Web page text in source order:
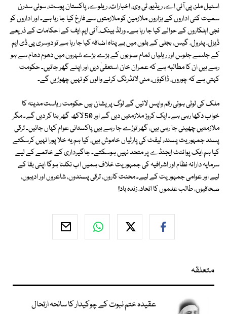
اسٹیل ملز، پی آئی اے، ریڈیو، ٹی وی، اخبارات، ریلوے، پاکستان پوسٹ، سوئی سدرن
سمیت کئی اداروں کے ہزاروں ملازمین کو ملازمتوں سے فارغ کیا جا رہا ہے۔ اور اداروں کو
نجی اہلکاروں کے حوالے کیا جا رہا ہے۔ ورلڈ بینک، آئی ایم ایف کے احکامات کے ذریعے
ڈیزل، پٹرول، گیس، بجلی کے بلوں میں بے پناہ اضافہ کیا جا رہا ہے تو دوسری پی ڈی ایم
کے جلسے جلوس اور ریلیاں تمام صوبوں کے بڑے بڑے شہروں میں دھوم دھام سے ہو
رہے ہیں ان کا مطالبہ ہے کہ عمران خان استعفیٰ دیں اور اپنے گھر جائیں۔ حکومت
کہتی ہے کہ چوروں، ڈاکوؤں، منی لانڈرنگ کرنے والوں کو نہیں چھوڑیں گے۔
ملک کی لوٹی ہوئی رقم واپس لائیں گے لوگ پریشان ہیں حکومت ریاست مدینہ کا
خواب دکھا رہی ہے۔ ایک کروڑ ملازمتیں دیں گے اور 50 لاکھ گھر بنا کر دیں گے۔ مگر
ملازمتیں چھینی جا رہی ہیں، گھر توڑے جا رہے ہیں پاکستانی عوام کہاں جائیں۔ ترقی
پسند جمہوریت پسند، لیفٹ کی پارٹیاں خاموش ہیں، کیا ہم یہ خلا پورا نہیں کرسکتے
کیا ہم ایک پوائنٹ ایجنڈے پر متحد نہیں ہوسکتے۔ جاگیرداری کے خاتمے کے لیے
سرمایہ دارانہ نظام اور اشرافیہ کی جمہوریت خلاف ہمیں اب نکلنا ہوگا اپنی بقا کے
لیے اور عوامی جمہوریت کے لیے۔ محنت کاروں، ترقی پسندوں، شاعروں اور ادیبوں،
صحافیوں، طالب علموں کا اتحاد، زندہ باد!
متعلقہ
عقیدہ ختم نبوت کے چوکیدار کا سانحہ ارتحال